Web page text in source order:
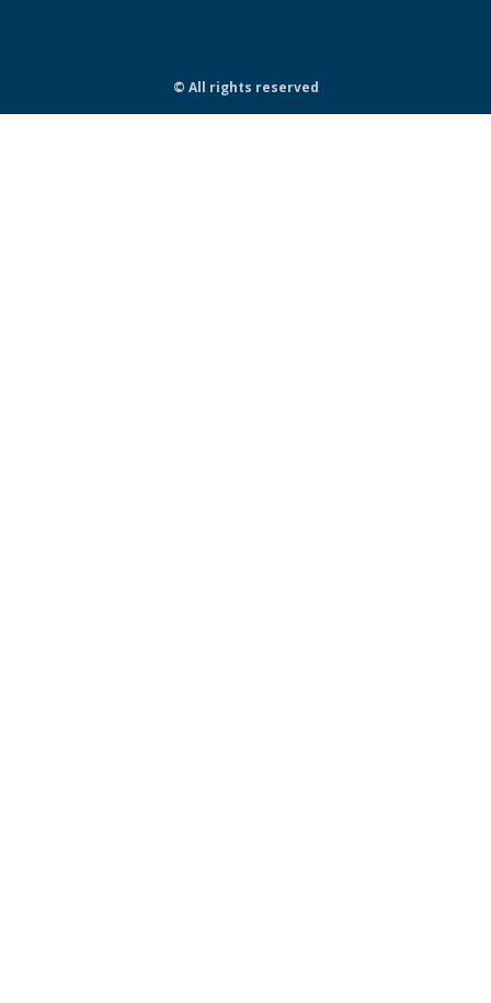
© All rights reserved